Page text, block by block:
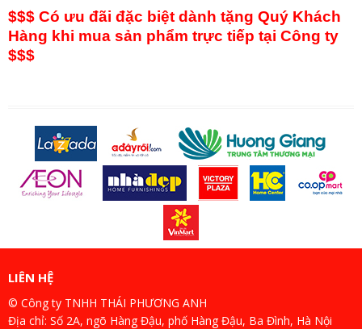
$$$ Có ưu đãi đặc biệt dành tặng Quý Khách
Hàng khi mua sản phẩm trực tiếp tại Công ty
$$$
LIÊN HỆ
© Công ty TNHH THÁI PHƯƠNG ANH
Địa chỉ: Số 2A, ngõ Hàng Đậu, phố Hàng Đậu, Ba Đình, Hà Nội